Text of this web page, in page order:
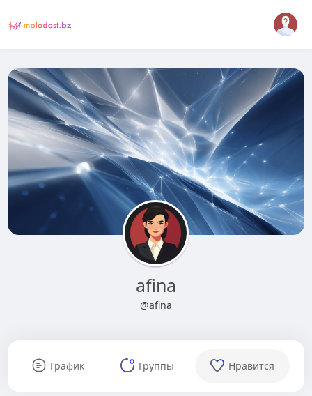
afina
@afina
График Группы Нравится